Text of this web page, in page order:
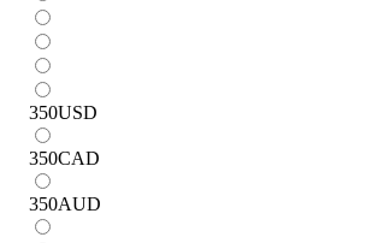
350USD
350CAD
350AUD